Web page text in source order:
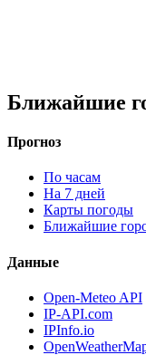
Ближайшие
Прогноз
По часам
На 7 дней
Карты погоды
Ближайшие
Данные
Open-Meteo API
IP-API.com
IPInfo.io